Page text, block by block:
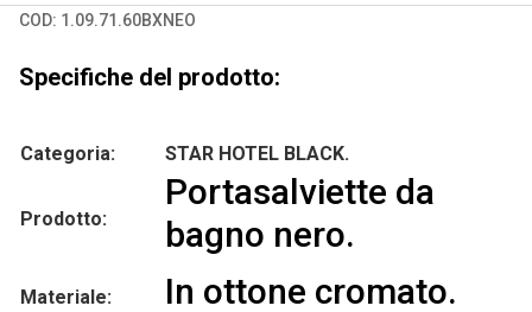
COD: 1.09.71.60BXNEO
Specifiche del prodotto:
Categoria: STAR HOTEL BLACK.
Prodotto:
Portasalviette da
bagno nero.
Materiale: In ottone cromato.